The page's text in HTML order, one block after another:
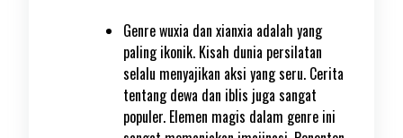
Genre wuxia dan xianxia adalah yang
paling ikonik. Kisah dunia persilatan
selalu menyajikan aksi yang seru. Cerita
tentang dewa dan iblis juga sangat
populer. Elemen magis dalam genre ini